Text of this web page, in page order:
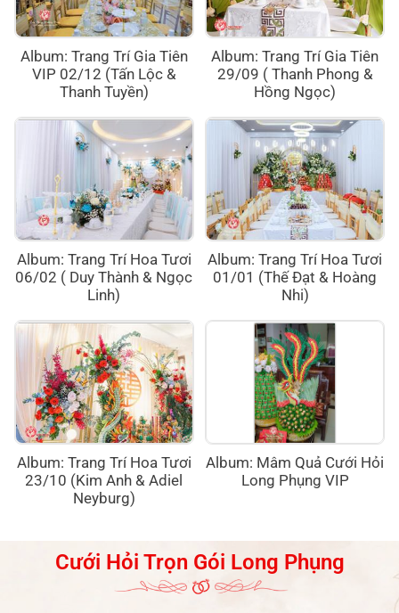
Album: Trang Trí Gia Tiên
VIP 02/12 (Tấn Lộc &
Thanh Tuyền)
Album: Trang Trí Gia Tiên
29/09 ( Thanh Phong &
Hồng Ngọc)
Album: Trang Trí Hoa Tươi
06/02 ( Duy Thành & Ngọc
Linh)
Album: Trang Trí Hoa Tươi
01/01 (Thế Đạt & Hoàng
Nhi)
Album: Trang Trí Hoa Tươi
23/10 (Kim Anh & Adiel
Neyburg)
Album: Mâm Quả Cưới Hỏi
Long Phụng VIP
Cưới Hỏi Trọn Gói Long Phụng